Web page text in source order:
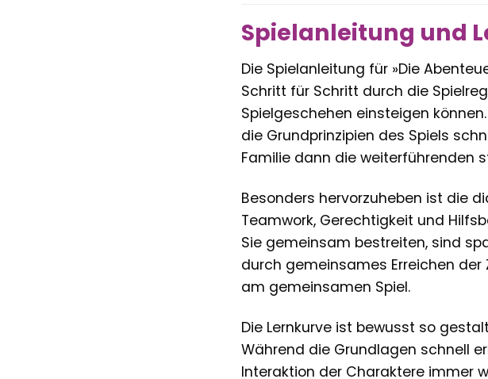
Spielanleitung und
Die Spielanleitung für »Die
Schritt für Schritt durch die
Spielgeschehen einsteigen
die Grundprinzipien des Spiels
Familie dann die weiterführenden
Besonders hervorzuheben ist die
Teamwork, Gerechtigkeit und
Sie gemeinsam bestreiten, sind
durch gemeinsames Erreichen
am gemeinsamen Spiel.
Die Lernkurve ist bewusst so
Während die Grundlagen schnell
Interaktion der Charaktere immer